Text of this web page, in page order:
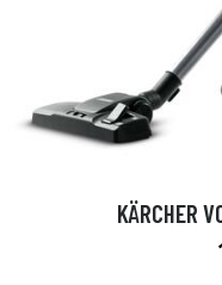
KÄRCHER